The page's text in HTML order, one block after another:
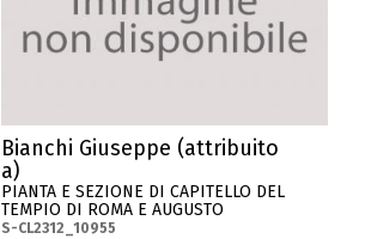
Bianchi Giuseppe (attribuito
a)
PIANTA E SEZIONE DI CAPITELLO DEL
TEMPIO DI ROMA E AUGUSTO
S-CL2312_10955